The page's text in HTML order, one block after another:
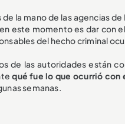
la mano de las agencias
este momento es dar con
del hecho criminal
de las autoridades están
qué fue lo que ocurrió con
semanas.